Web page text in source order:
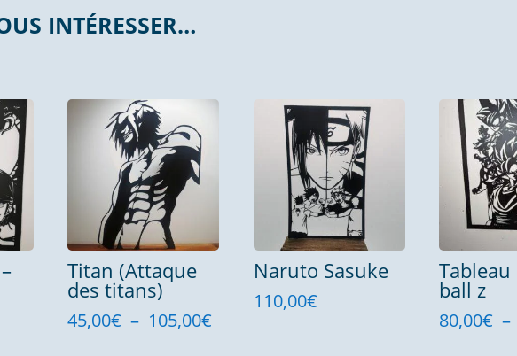
INTÉRESSER…
Titan (Attaque
des titans)
45,00€ – 105,00€
Naruto Sasuke
110,00€ ball z
80,00€ –